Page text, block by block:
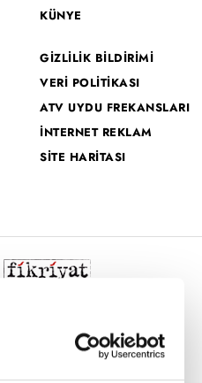
KÜNYE
GİZLİLİK BİLDİRİMİ
VERİ POLİTİKASI
ATV UYDU FREKANSLARI
İNTERNET REKLAM
SİTE HARİTASI